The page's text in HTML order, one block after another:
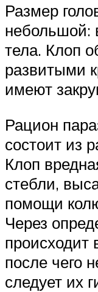
Размер
небольшой:
тела. Клоп
развитыми
имеют
Рацион
состоит из
Клоп
стебли,
помощи
Через
происходит
после чего
следует их